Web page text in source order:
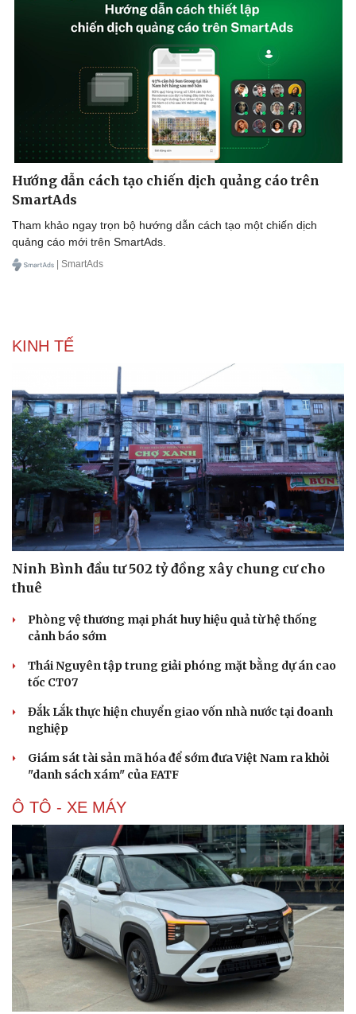
Văn hóa
Sân khấu - Điện ảnh
Văn học
Âm nhạc
Di sản
Giải trí
Nghệ sĩ
Thời trang
Sao Việt
Hướng dẫn cách tạo chiến dịch quảng cáo trên
SmartAds
Tham khảo ngay trọn bộ hướng dẫn cách tạo một chiến dịch
quảng cáo mới trên SmartAds.
| SmartAds
KINH TẾ
Ninh Bình đầu tư 502 tỷ đồng xây chung cư cho
thuê
Phòng vệ thương mại phát huy hiệu quả từ hệ thống
cảnh báo sớm
Thái Nguyên tập trung giải phóng mặt bằng dự án cao
tốc CT07
Đắk Lắk thực hiện chuyển giao vốn nhà nước tại doanh
nghiệp
Giám sát tài sản mã hóa để sớm đưa Việt Nam ra khỏi
"danh sách xám" của FATF
Ô TÔ - XE MÁY